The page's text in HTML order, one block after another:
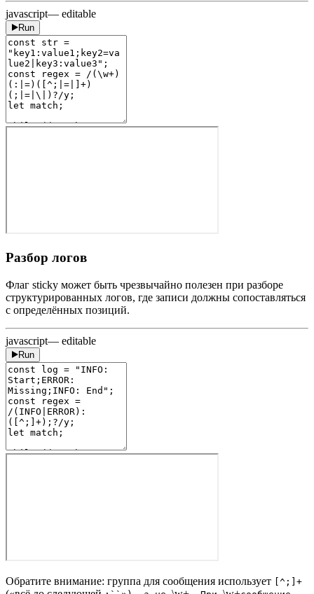
javascript— editable
Run
Разбор логов
Флаг sticky может быть чрезвычайно полезен при разборе
структурированных логов, где записи должны сопоставляться
с определённых позиций.
javascript— editable
Run
Обратите внимание: группа для сообщения использует [^;]+